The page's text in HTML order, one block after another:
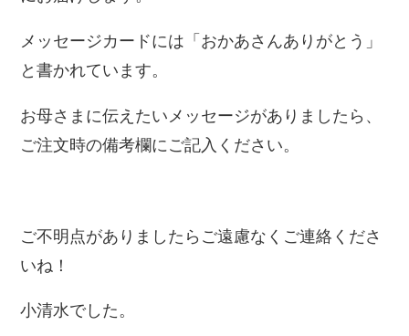
メッセージカードには「おかあさんありがとう」
と書かれています。
お母さまに伝えたいメッセージがありましたら、
ご注文時の備考欄にご記入ください。
ご不明点がありましたらご遠慮なくご連絡くださ
いね！
小清水でした。